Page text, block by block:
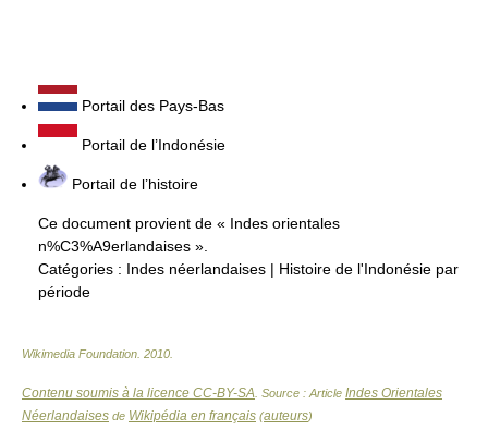
Portail des Pays-Bas
Portail de l’Indonésie
Portail de l’histoire
Ce document provient de « Indes orientales
n%C3%A9erlandaises ».
Catégories : Indes néerlandaises | Histoire de l'Indonésie par
période
Wikimedia Foundation 2010
Contenu soumis à la licence CC-BY-SA . Source : Article Indes Orientales
Néerlandaises de Wikipédia en français (auteurs)